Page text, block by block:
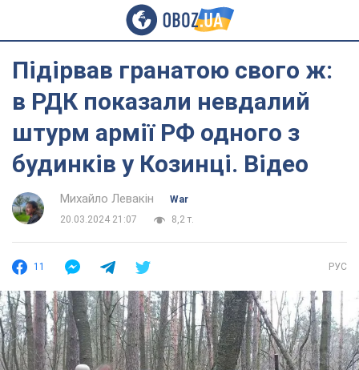
Підірвав гранатою свого ж:
в РДК показали невдалий
штурм армії РФ одного з
будинків у Козинці. Відео
Михайло Левакін
War
20.03.2024 21:07
8,2 т.
11 РУС